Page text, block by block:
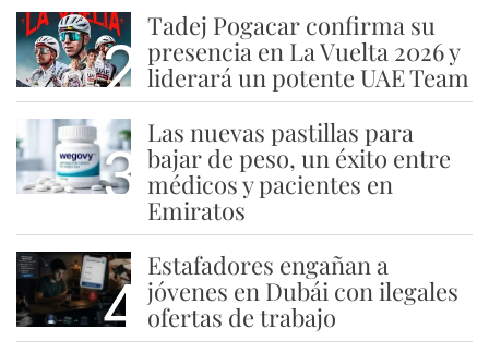
2
Tadej Pogacar confirma su
presencia en La Vuelta 2026 y
liderará un potente UAE Team
3
Las nuevas pastillas para
bajar de peso, un éxito entre
médicos y pacientes en
Emiratos
4
Estafadores engañan a
jóvenes en Dubái con ilegales
ofertas de trabajo